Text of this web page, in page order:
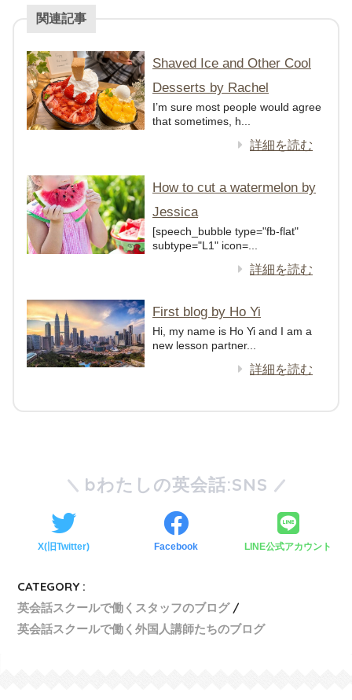
関連記事
Shaved Ice and Other Cool
Desserts by Rachel
I’m sure most people would agree
that sometimes, h...
詳細を読む
How to cut a watermelon by
Jessica
[speech_bubble type="fb-flat"
subtype="L1" icon=...
詳細を読む
First blog by Ho Yi
Hi, my name is Ho Yi and I am a
new lesson partner...
詳細を読む
bわたしの英会話:SNS
X(旧Twitter) Facebook LINE公式アカウント
CATEGORY :
英会話スクールで働くスタッフのブログ
英会話スクールで働く外国人講師たちのブログ